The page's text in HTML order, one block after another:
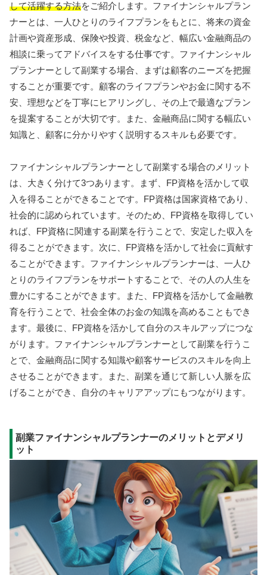
して活躍する方法をご紹介します。ファイナンシャルプラン
ナーとは、一人ひとりのライフプランをもとに、将来の資金
計画や資産形成、保険や投資、税金など、幅広い金融商品の
相談に乗ってアドバイスをする仕事です。ファイナンシャル
プランナーとして副業する場合、まずは顧客のニーズを把握
することが重要です。顧客のライフプランやお金に関する不
安、理想などを丁寧にヒアリングし、その上で最適なプラン
を提案することが大切です。また、金融商品に関する幅広い
知識と、顧客に分かりやすく説明するスキルも必要です。
ファイナンシャルプランナーとして副業する場合のメリット
は、大きく分けて3つあります。まず、FP資格を活かして収
入を得ることができることです。FP資格は国家資格であり、
社会的に認められています。そのため、FP資格を取得してい
れば、FP資格に関連する副業を行うことで、安定した収入を
得ることができます。次に、FP資格を活かして社会に貢献す
ることができます。ファイナンシャルプランナーは、一人ひ
とりのライフプランをサポートすることで、その人の人生を
豊かにすることができます。また、FP資格を活かして金融教
育を行うことで、社会全体のお金の知識を高めることもでき
ます。最後に、FP資格を活かして自分のスキルアップにつな
がります。ファイナンシャルプランナーとして副業を行うこ
とで、金融商品に関する知識や顧客サービスのスキルを向上
させることができます。また、副業を通じて新しい人脈を広
げることができ、自分のキャリアアップにもつながります。
副業ファイナンシャルプランナーのメリットとデメリ
ット